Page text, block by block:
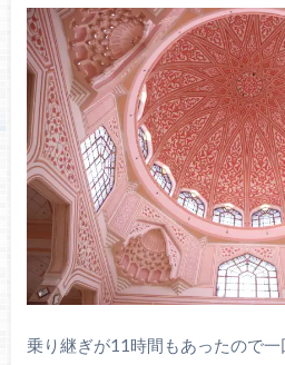
乗り継ぎが11時間もあったので